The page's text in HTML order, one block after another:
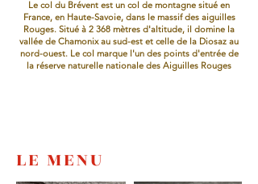
Le col du Brévent est un col de montagne situé en
France, en Haute-Savoie, dans le massif des aiguilles
Rouges. Situé à 2 368 mètres d'altitude, il domine la
vallée de Chamonix au sud-est et celle de la Diosaz au
nord-ouest. Le col marque l'un des points d'entrée de
la réserve naturelle nationale des Aiguilles Rouges
LE MENU